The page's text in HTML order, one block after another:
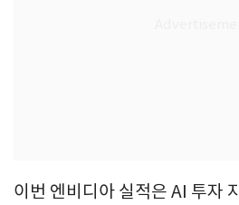
이번 엔비디아 실적은 AI 투자